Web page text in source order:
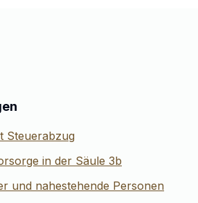
Steuerabzug
in der Säule 3b
und nahestehende Personen